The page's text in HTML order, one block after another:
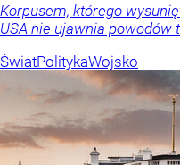
Korpusem, którego
USA nie ujawnia powodów
ŚwiatPolitykaWojsko